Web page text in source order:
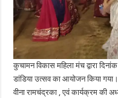
कुचामन विकास महिला मंच द्वारा
डांडिया उत्सव का आयोजन किया
वीना रामचंद्रका , एवं कार्यक्रम की